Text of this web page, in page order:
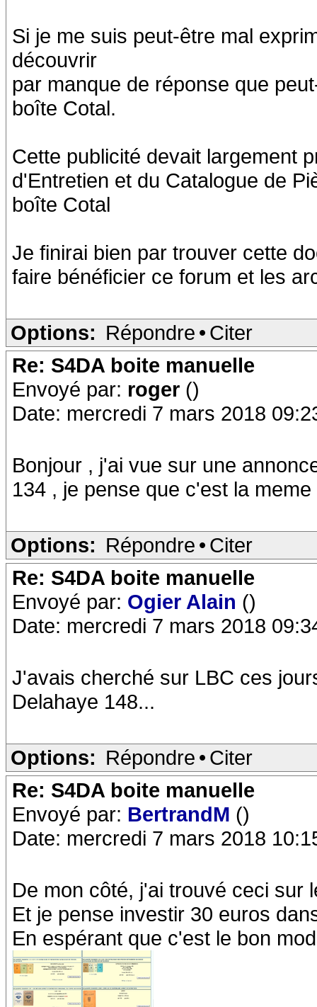
Si je me suis peut-être mal
découvrir
par manque de réponse que
boîte Cotal.
Cette publicité devait largement
d'Entretien et du Catalogue de
boîte Cotal
Je finirai bien par trouver cette
faire bénéficier ce forum et les
Options: Répondre • Citer
Re: S4DA boite manuelle
Envoyé par: roger ()
Date: mercredi 7 mars 2018
Bonjour , j'ai vue sur une
134 , je pense que c'est la meme
Options: Répondre • Citer
Re: S4DA boite manuelle
Envoyé par: Ogier Alain ()
Date: mercredi 7 mars 2018
J'avais cherché sur LBC ces
Delahaye 148...
Options: Répondre • Citer
Re: S4DA boite manuelle
Envoyé par: BertrandM ()
Date: mercredi 7 mars 2018
De mon côté, j'ai trouvé ceci sur
Et je pense investir 30 euros
En espérant que c'est le bon